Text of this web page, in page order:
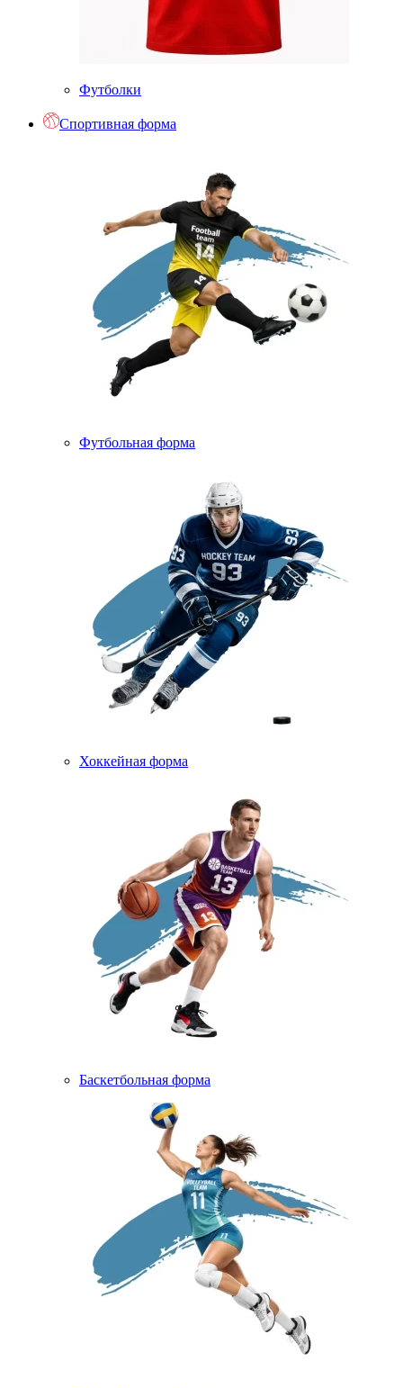
Футболки
Спортивная форма
Футбольная форма
Хоккейная форма
Баскетбольная форма